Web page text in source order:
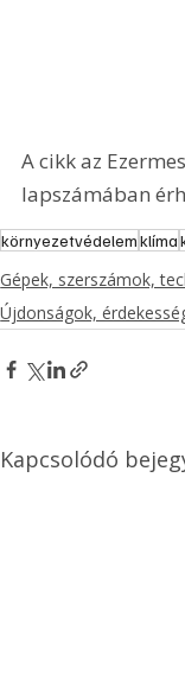
A cikk az
lapszámában
környezetvédelemklíma
Gépek, szerszámok,
Újdonságok,
Kapcsolódó